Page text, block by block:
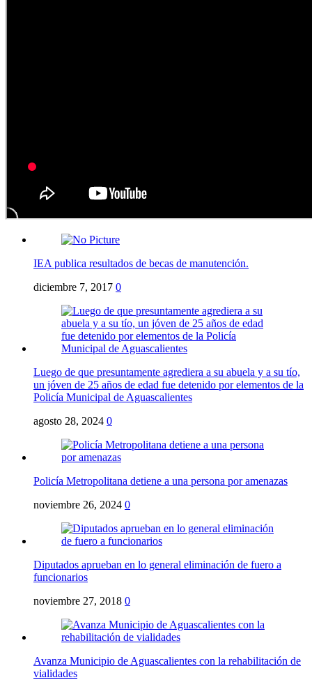
IEA publica resultados de becas de manutención.
diciembre 7, 2017 0
Luego de que presuntamente agrediera a su abuela y a su tío,
un jóven de 25 años de edad fue detenido por elementos de la
Policía Municipal de Aguascalientes
agosto 28, 2024 0
Policía Metropolitana detiene a una persona por amenazas
noviembre 26, 2024 0
Diputados aprueban en lo general eliminación de fuero a
funcionarios
noviembre 27, 2018 0
Avanza Municipio de Aguascalientes con la rehabilitación de
vialidades